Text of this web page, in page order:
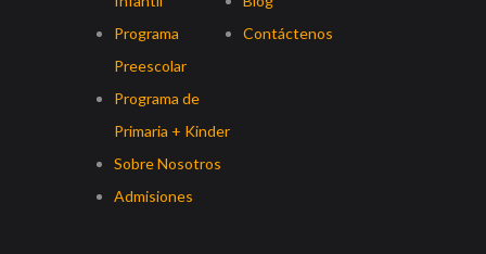
Programa
Preescolar
Programa de
Primaria + Kinder
Sobre Nosotros
Admisiones
Contáctenos